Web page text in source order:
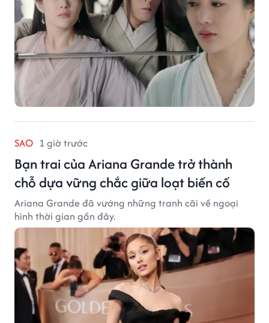
SAO 1 giờ trước
Bạn trai của Ariana Grande trở thành
chỗ dựa vững chắc giữa loạt biến cố
Ariana Grande đã vướng những tranh cãi về ngoại
hình thời gian gần đây.